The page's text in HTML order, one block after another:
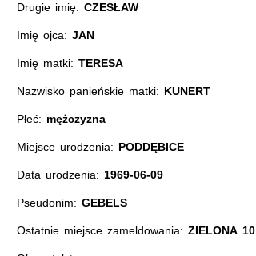
Drugie imię:CZESŁAW
Imię ojca:JAN
Imię matki:TERESA
Nazwisko panieńskie matki: KUNERT
Płeć: mężczyzna
Miejsce urodzenia: PODDĘBICE
Data urodzenia: 1969-06-09
Pseudonim: GEBELS
Ostatnie miejsce zameldowania:ZIELONA 10